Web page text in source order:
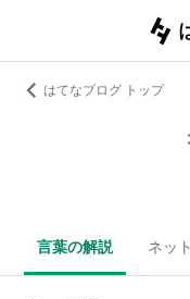
はてなブログ トップ
言葉の解説 ネッ